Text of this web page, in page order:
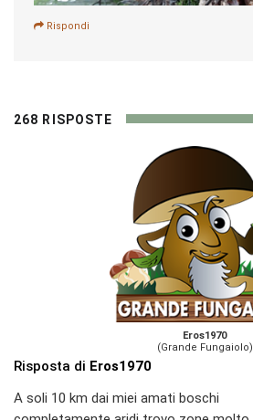
Rispondi
268 RISPOSTE
Eros1970
(Grande Fungaiolo)
Risposta di Eros1970
A soli 10 km dai miei amati boschi